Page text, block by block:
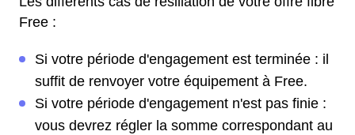
Free :
Si votre période d'engagement est terminée : il
suffit de renvoyer votre équipement à Free.
Si votre période d'engagement n'est pas finie :
vous devrez régler la somme correspondant au